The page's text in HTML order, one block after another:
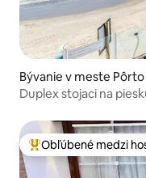
Bývanie v meste Pôrto
Duplex stojaci na
Najobľúbenejšie
Obľúbené medzi